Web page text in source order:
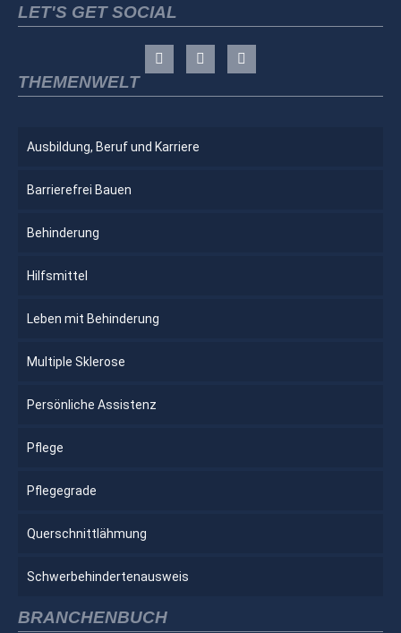
LET'S GET SOCIAL
THEMENWELT
Ausbildung, Beruf und Karriere
Barrierefrei Bauen
Behinderung
Hilfsmittel
Leben mit Behinderung
Multiple Sklerose
Persönliche Assistenz
Pflege
Pflegegrade
Querschnittlähmung
Schwerbehindertenausweis
BRANCHENBUCH